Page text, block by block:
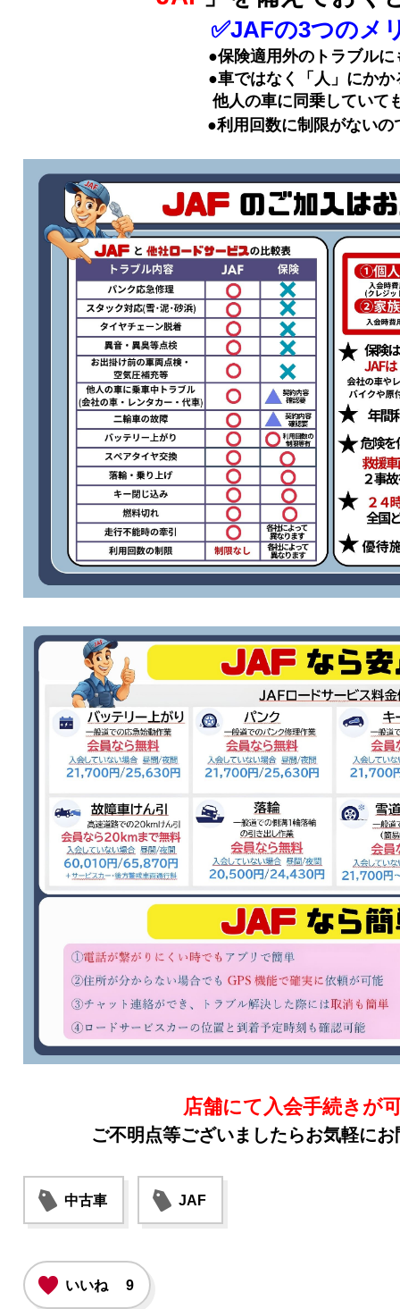
✅JAFの3つのメ
●保険適用外のトラブルに
●車ではなく「人」にかかるも
他人の車に同乗していて
●利用回数に制限がないの
店舗にて入会手続きが
ご不明点等ございましたらお気軽に
中古車 JAF
いいね 9